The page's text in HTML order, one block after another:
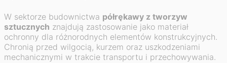
W sektorze budownictwa półrękawy z tworzyw
sztucznych znajdują zastosowanie jako materiał
ochronny dla różnorodnych elementów konstrukcyjnych.
Chronią przed wilgocią, kurzem oraz uszkodzeniami
mechanicznymi w trakcie transportu i przechowywania.